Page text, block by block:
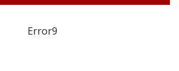
Error9